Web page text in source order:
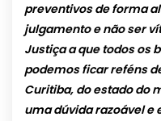
preventivos de forma
julgamento e não ser
Justiça a que todos os
podemos ficar reféns
Curitiba, do estado do
uma dúvida razoável e